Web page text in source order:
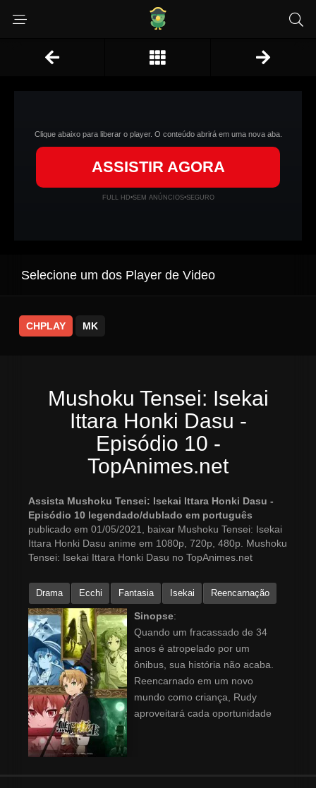
Clique abaixo para liberar o player. O conteúdo abrirá em uma nova aba.
ASSISTIR AGORA
FULL HD•SEM ANÚNCIOS•SEGURO
Selecione um dos Player de Video
CHPLAY MK
Mushoku Tensei: Isekai
Ittara Honki Dasu -
Episódio 10 -
TopAnimes.net
Assista Mushoku Tensei: Isekai Ittara Honki Dasu -
Episódio 10 legendado/dublado em português
publicado em 01/05/2021, baixar Mushoku Tensei: Isekai
Ittara Honki Dasu anime em 1080p, 720p, 480p. Mushoku
Tensei: Isekai Ittara Honki Dasu no TopAnimes.net
Drama Ecchi Fantasia Isekai Reencarnação
Sinopse:
Quando um fracassado de 34
anos é atropelado por um
ônibus, sua história não acaba.
Reencarnado em um novo
mundo como criança, Rudy
aproveitará cada oportunidade